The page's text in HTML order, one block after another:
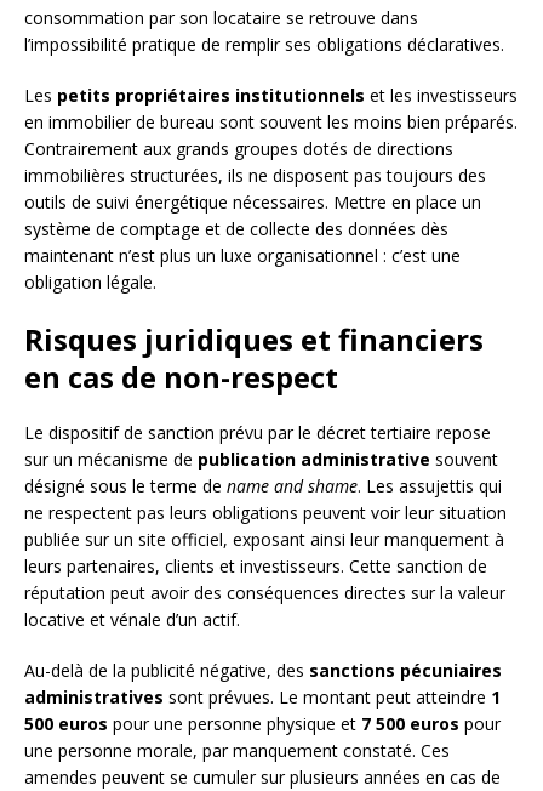
consommation par son locataire se retrouve dans
l’impossibilité pratique de remplir ses obligations déclaratives.
Les petits propriétaires institutionnels et les investisseurs
en immobilier de bureau sont souvent les moins bien préparés.
Contrairement aux grands groupes dotés de directions
immobilières structurées, ils ne disposent pas toujours des
outils de suivi énergétique nécessaires. Mettre en place un
système de comptage et de collecte des données dès
maintenant n’est plus un luxe organisationnel : c’est une
obligation légale.
Risques juridiques et financiers
en cas de non-respect
Le dispositif de sanction prévu par le décret tertiaire repose
sur un mécanisme de publication administrative souvent
désigné sous le terme de name and shame. Les assujettis qui
ne respectent pas leurs obligations peuvent voir leur situation
publiée sur un site officiel, exposant ainsi leur manquement à
leurs partenaires, clients et investisseurs. Cette sanction de
réputation peut avoir des conséquences directes sur la valeur
locative et vénale d’un actif.
Au-delà de la publicité négative, des sanctions pécuniaires
administratives sont prévues. Le montant peut atteindre 1
500 euros pour une personne physique et 7 500 euros pour
une personne morale, par manquement constaté. Ces
amendes peuvent se cumuler sur plusieurs années en cas de